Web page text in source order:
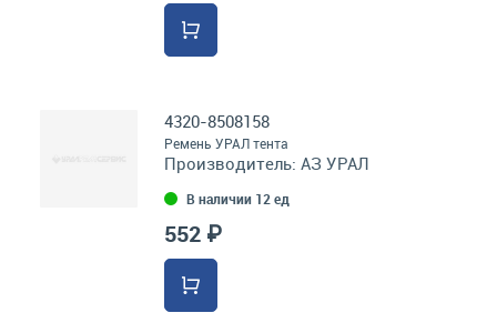
4320-8508158
Ремень УРАЛ тента
Производитель: АЗ УРАЛ
В наличии 12 ед
552 ₽